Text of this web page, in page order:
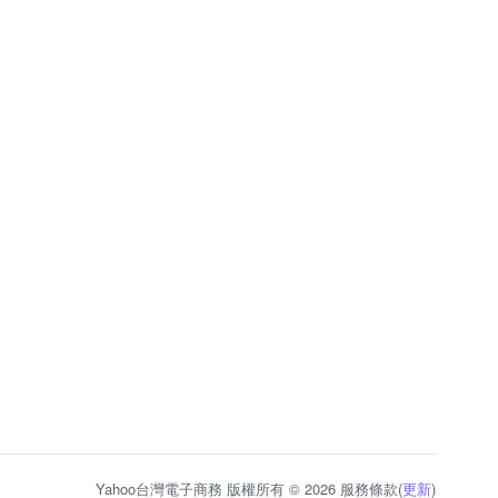
Yahoo台灣電子商務 版權所有 © 2026 服務條款(更新)